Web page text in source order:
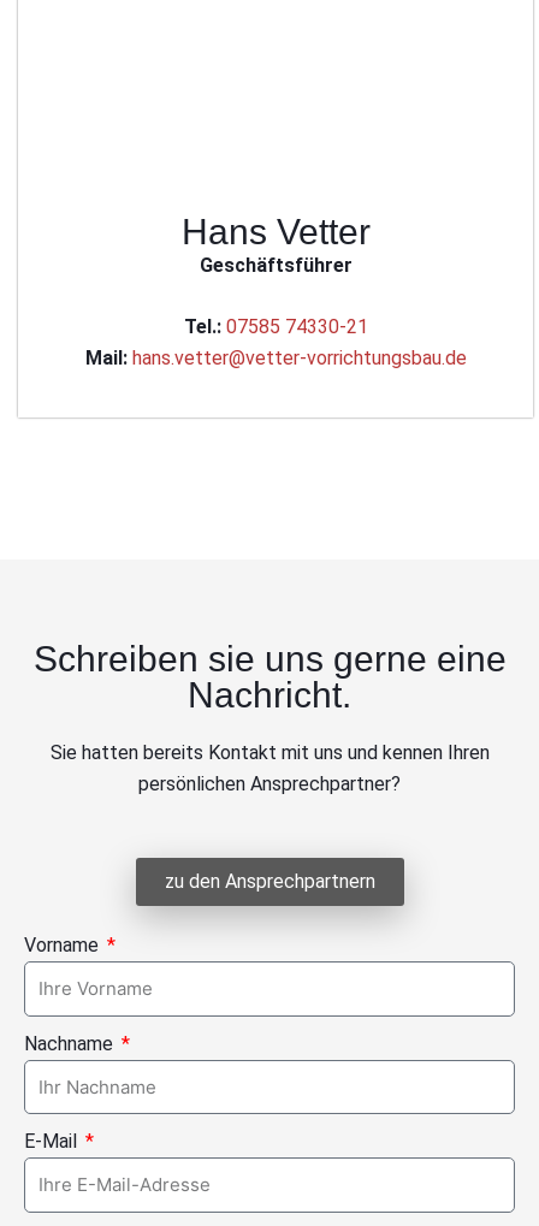
Hans Vetter
Geschäftsführer
Tel.: 07585 74330-21
Mail: hans.vetter@vetter-vorrichtungsbau.de
Vorname
Nachname
E-Mail
Schreiben sie uns gerne eine
Nachricht.
Sie hatten bereits Kontakt mit uns und kennen Ihren
persönlichen Ansprechpartner?
zu den Ansprechpartnern